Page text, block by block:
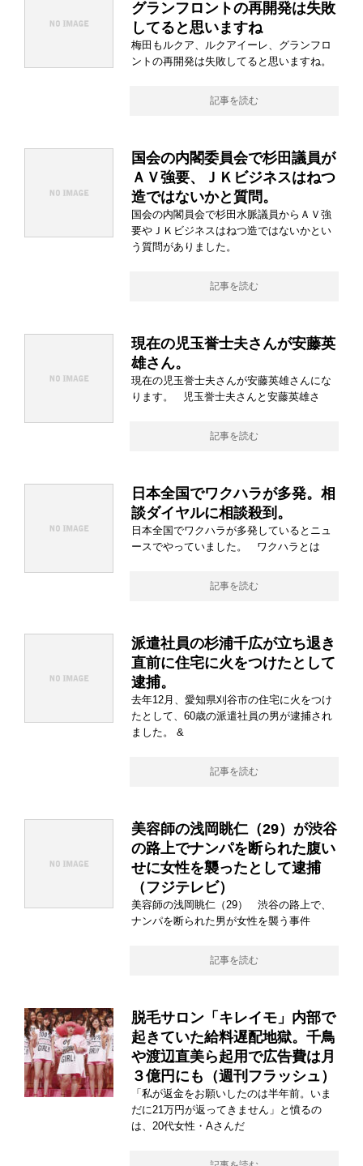
グランフロントの再開発は失敗
してると思いますね
梅田もルクア、ルクアイーレ、グランフロ
ントの再開発は失敗してると思いますね。
記事を読む
国会の内閣委員会で杉田議員が
ＡＶ強要、ＪＫビジネスはねつ
造ではないかと質問。
国会の内閣員会で杉田水脈議員からＡＶ強
要やＪＫビジネスはねつ造ではないかとい
う質問がありました。
記事を読む
現在の児玉誉士夫さんが安藤英
雄さん。
現在の児玉誉士夫さんが安藤英雄さんにな
ります。 児玉誉士夫さんと安藤英雄さ
記事を読む
日本全国でワクハラが多発。相
談ダイヤルに相談殺到。
日本全国でワクハラが多発しているとニュ
ースでやっていました。 ワクハラとは
記事を読む
派遣社員の杉浦千広が立ち退き
直前に住宅に火をつけたとして
逮捕。
去年12月、愛知県刈谷市の住宅に火をつけ
たとして、60歳の派遣社員の男が逮捕され
ました。 &
記事を読む
美容師の浅岡眺仁（29）が渋谷
の路上でナンパを断られた腹い
せに女性を襲ったとして逮捕
（フジテレビ）
美容師の浅岡眺仁（29） 渋谷の路上で、
ナンパを断られた男が女性を襲う事件
記事を読む
脱毛サロン「キレイモ」内部で
起きていた給料遅配地獄。千鳥
や渡辺直美ら起用で広告費は月
３億円にも（週刊フラッシュ）
「私が返金をお願いしたのは半年前。いま
だに21万円が返ってきません」と憤るの
は、20代女性・Aさんだ